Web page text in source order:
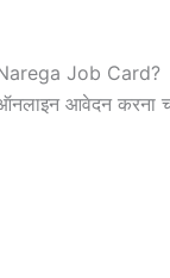
Job Card?
आवेदन करना